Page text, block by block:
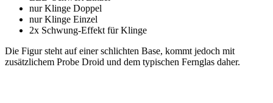
nur Klinge Doppel
nur Klinge Einzel
2x Schwung-Effekt für Klinge
Die Figur steht auf einer schlichten Base, kommt jedoch mit
zusätzlichem Probe Droid und dem typischen Fernglas daher.